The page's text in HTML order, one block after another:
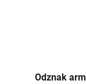
Odznak